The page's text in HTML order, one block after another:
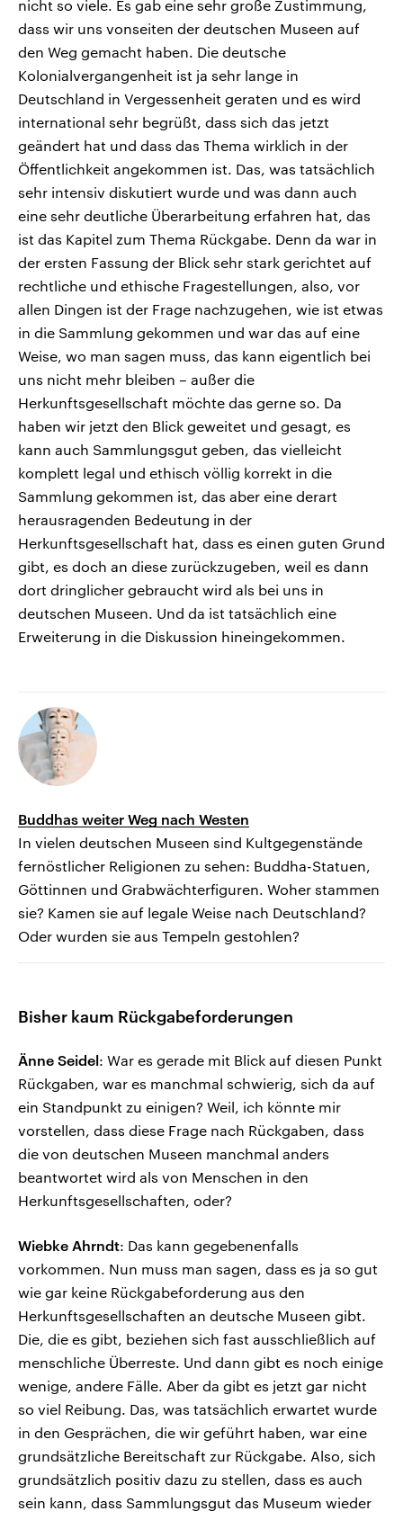
nicht so viele. Es gab eine sehr große Zustimmung,
dass wir uns vonseiten der deutschen Museen auf
den Weg gemacht haben. Die deutsche
Kolonialvergangenheit ist ja sehr lange in
Deutschland in Vergessenheit geraten und es wird
international sehr begrüßt, dass sich das jetzt
geändert hat und dass das Thema wirklich in der
Öffentlichkeit angekommen ist. Das, was tatsächlich
sehr intensiv diskutiert wurde und was dann auch
eine sehr deutliche Überarbeitung erfahren hat, das
ist das Kapitel zum Thema Rückgabe. Denn da war in
der ersten Fassung der Blick sehr stark gerichtet auf
rechtliche und ethische Fragestellungen, also, vor
allen Dingen ist der Frage nachzugehen, wie ist etwas
in die Sammlung gekommen und war das auf eine
Weise, wo man sagen muss, das kann eigentlich bei
uns nicht mehr bleiben – außer die
Herkunftsgesellschaft möchte das gerne so. Da
haben wir jetzt den Blick geweitet und gesagt, es
kann auch Sammlungsgut geben, das vielleicht
komplett legal und ethisch völlig korrekt in die
Sammlung gekommen ist, das aber eine derart
herausragenden Bedeutung in der
Herkunftsgesellschaft hat, dass es einen guten Grund
gibt, es doch an diese zurückzugeben, weil es dann
dort dringlicher gebraucht wird als bei uns in
deutschen Museen. Und da ist tatsächlich eine
Erweiterung in die Diskussion hineingekommen.
Buddhas weiter Weg nach Westen
In vielen deutschen Museen sind Kultgegenstände
fernöstlicher Religionen zu sehen: Buddha-Statuen,
Göttinnen und Grabwächterfiguren. Woher stammen
sie? Kamen sie auf legale Weise nach Deutschland?
Oder wurden sie aus Tempeln gestohlen?
Bisher kaum Rückgabeforderungen
Änne Seidel: War es gerade mit Blick auf diesen Punkt
Rückgaben, war es manchmal schwierig, sich da auf
ein Standpunkt zu einigen? Weil, ich könnte mir
vorstellen, dass diese Frage nach Rückgaben, dass
die von deutschen Museen manchmal anders
beantwortet wird als von Menschen in den
Herkunftsgesellschaften, oder?
Wiebke Ahrndt: Das kann gegebenenfalls
vorkommen. Nun muss man sagen, dass es ja so gut
wie gar keine Rückgabeforderung aus den
Herkunftsgesellschaften an deutsche Museen gibt.
Die, die es gibt, beziehen sich fast ausschließlich auf
menschliche Überreste. Und dann gibt es noch einige
wenige, andere Fälle. Aber da gibt es jetzt gar nicht
so viel Reibung. Das, was tatsächlich erwartet wurde
in den Gesprächen, die wir geführt haben, war eine
grundsätzliche Bereitschaft zur Rückgabe. Also, sich
grundsätzlich positiv dazu zu stellen, dass es auch
sein kann, dass Sammlungsgut das Museum wieder